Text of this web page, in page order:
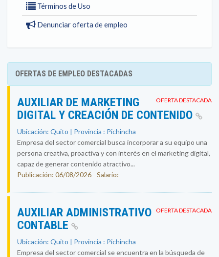
Términos de Uso
Denunciar oferta de empleo
OFERTAS DE EMPLEO DESTACADAS
OFERTA DESTACADA
AUXILIAR DE MARKETING
DIGITAL Y CREACIÓN DE CONTENIDO
Ubicación: Quito | Provincia : Pichincha
Empresa del sector comercial busca incorporar a su equipo una
persona creativa, proactiva y con interés en el marketing digital,
capaz de generar contenido atractivo...
Publicación: 06/08/2026 - Salario: ----------
OFERTA DESTACADA
AUXILIAR ADMINISTRATIVO
CONTABLE
Ubicación: Quito | Provincia : Pichincha
Empresa del sector comercial se encuentra en la búsqueda de